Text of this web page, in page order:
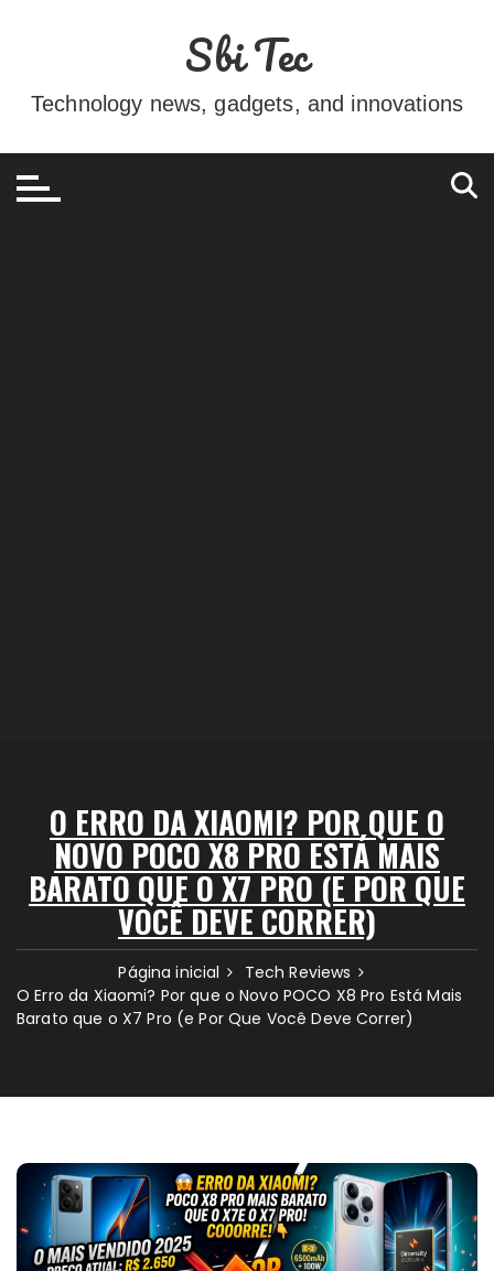
conteúdo
Sbi Tec
Technology news, gadgets, and innovations
O ERRO DA XIAOMI? POR QUE O
NOVO POCO X8 PRO ESTÁ MAIS
BARATO QUE O X7 PRO (E POR QUE
VOCÊ DEVE CORRER)
Página inicial
Tech Reviews
O Erro da Xiaomi? Por que o Novo POCO X8 Pro Está Mais
Barato que o X7 Pro (e Por Que Você Deve Correr)